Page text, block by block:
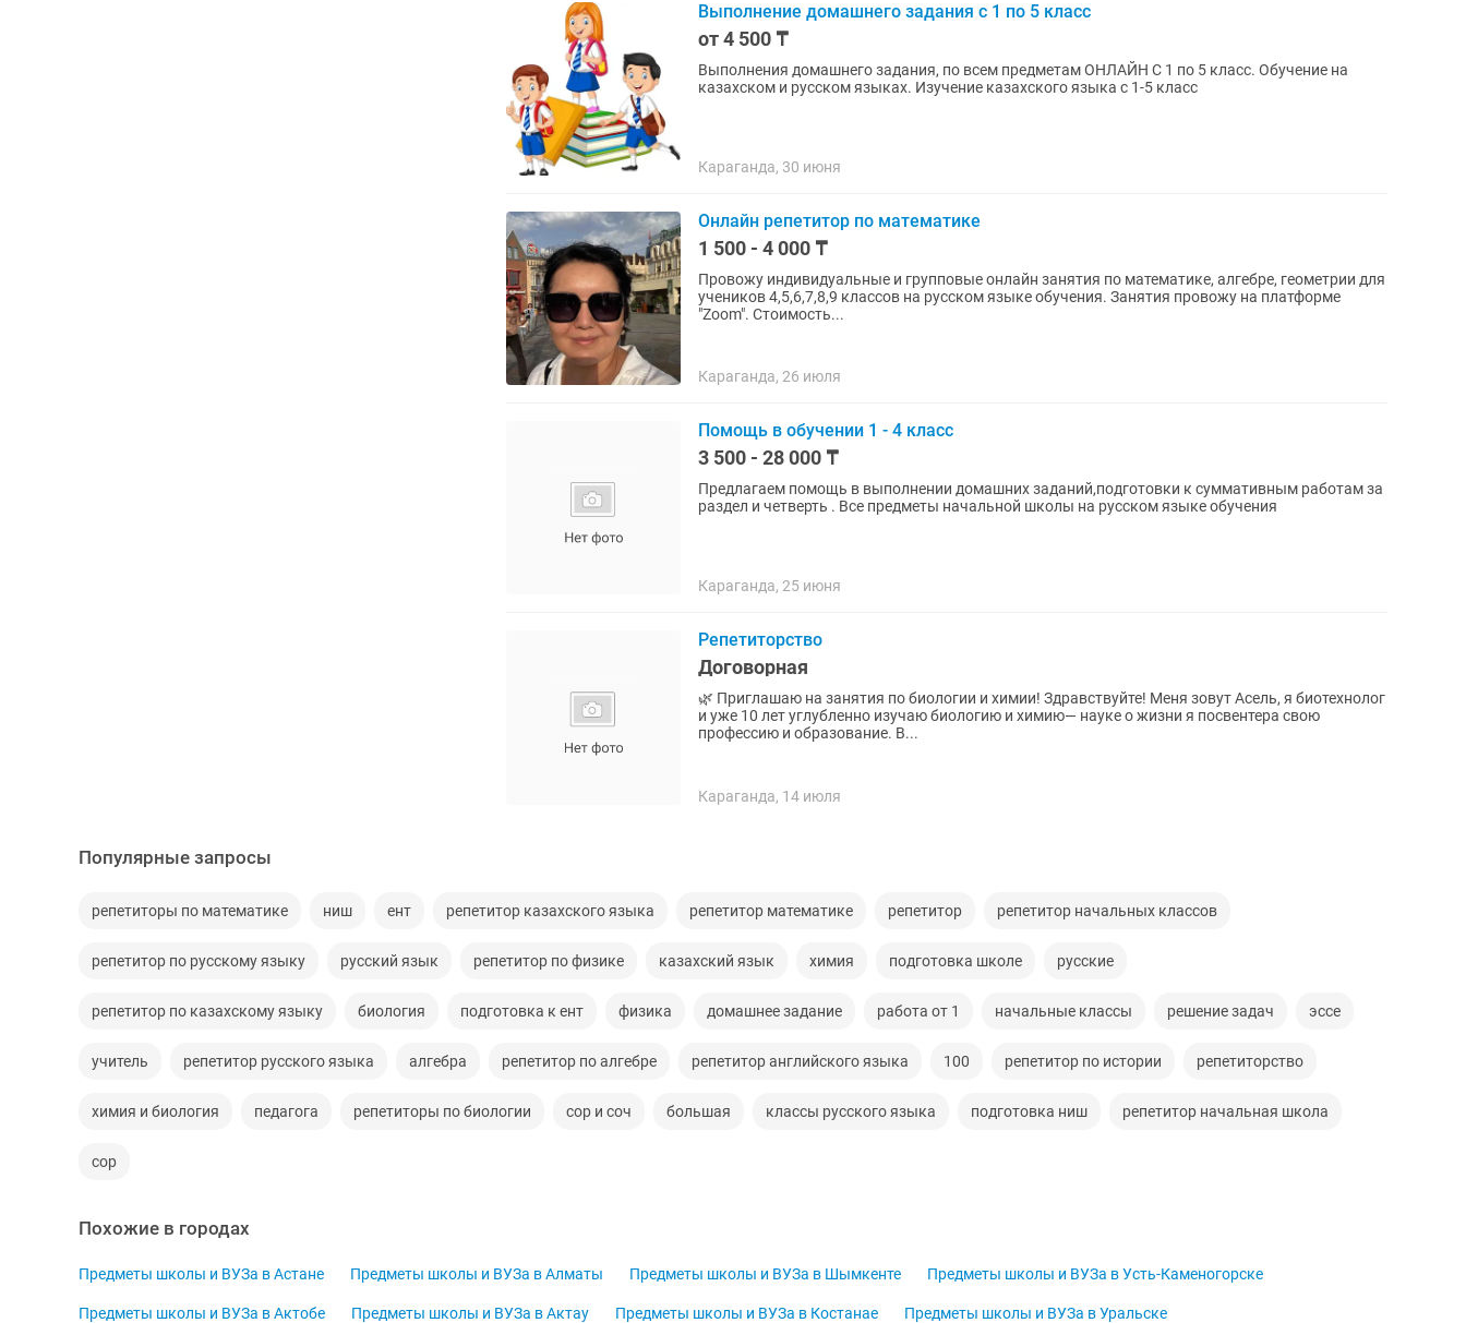
Выполнение домашнего задания с 1 по 5 класс
от 4 500 ₸
Выполнения домашнего задания, по всем предметам ОНЛАЙН С 1 по 5 класс. Обучение на
казахском и русском языках. Изучение казахского языка с 1-5 класс
Караганда, 30 июня
Онлайн репетитор по математике
1 500 - 4 000 ₸
Провожу индивидуальные и групповые онлайн занятия по математике, алгебре, геометрии для
учеников 4,5,6,7,8,9 классов на русском языке обучения. Занятия провожу на платформе
"Zoom". Стоимость...
Караганда, 26 июля
Помощь в обучении 1 - 4 класс
3 500 - 28 000 ₸
Предлагаем помощь в выполнении домашних заданий,подготовки к суммативным работам за
раздел и четверть . Все предметы начальной школы на русском языке обучения
Караганда, 25 июня
Репетиторство
Договорная
🌿 Приглашаю на занятия по биологии и химии! Здравствуйте! Меня зовут Асель, я биотехнолог
и уже 10 лет углубленно изучаю биологию и химию— науке о жизни я посвентера свою
профессию и образование. В...
Караганда, 14 июля
Популярные запросы
репетиторы по математике ниш ент репетитор казахского языка репетитор математике репетитор репетитор начальных классов
репетитор по русскому языку русский язык репетитор по физике казахский язык химия подготовка школе русские
репетитор по казахскому языку биология подготовка к ент физика домашнее задание работа от 1 начальные классы решение задач эссе
учитель репетитор русского языка алгебра репетитор по алгебре репетитор английского языка 100 репетитор по истории репетиторство
химия и биология педагога репетиторы по биологии сор и соч большая классы русского языка подготовка ниш репетитор начальная школа
сор
Похожие в городах
Предметы школы и ВУЗа в Астане Предметы школы и ВУЗа в Алматы Предметы школы и ВУЗа в Шымкенте Предметы школы и ВУЗа в Усть-Каменогорске
Предметы школы и ВУЗа в Актобе Предметы школы и ВУЗа в Актау Предметы школы и ВУЗа в Костанае Предметы школы и ВУЗа в Уральске